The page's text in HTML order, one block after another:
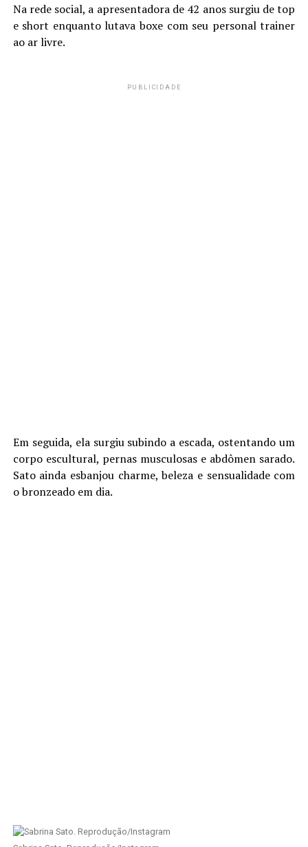
Na rede social, a apresentadora de 42 anos surgiu de top
e short enquanto lutava boxe com seu personal trainer
ao ar livre.
PUBLICIDADE
Em seguida, ela surgiu subindo a escada, ostentando um
corpo escultural, pernas musculosas e abdômen sarado.
Sato ainda esbanjou charme, beleza e sensualidade com
o bronzeado em dia.